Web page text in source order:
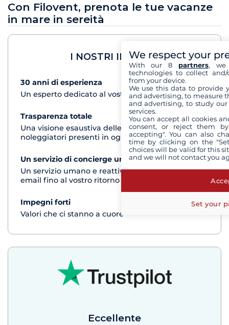
Con Filovent, prenota le tue vacanze
in mare in sereità
I NOSTRI IMPEGNI
30 anni di esperienza
Un esperto dedicato al vostro progetto di crociera
Trasparenza totale
vedi+
Una visione esaustiva delle barche di tutti i
noleggiatori presenti in ogni destinazione
Un servizio di concierge unico
vedi+
Un servizio umano e reattivo per telefono o via
email fino al vostro ritorno dalla crociera
Impegni forti
vedi+
Valori che ci stanno a cuore
Eccellente
We respect your
With our 8 partners, we
technologies to collect
from your device.
We use this data to provide
and advertising, to measure
and advertising, to study
services.
You can accept all cookies
consent, or reject them
accepting". You can also
time by clicking on the
choices will be valid for this
and we will not contact you
Set your